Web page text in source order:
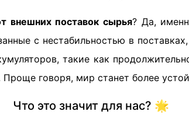
внешних поставок сырья? Да,
с нестабильностью в
такие как
Проще говоря, мир станет более
Что это значит для нас? 🌟